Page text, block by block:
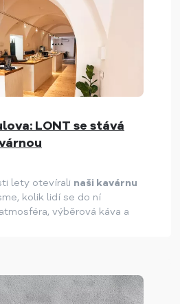
LONT se stává
lety otevírali naši kavárnu
kolik lidí se do ní
výběrová káva a